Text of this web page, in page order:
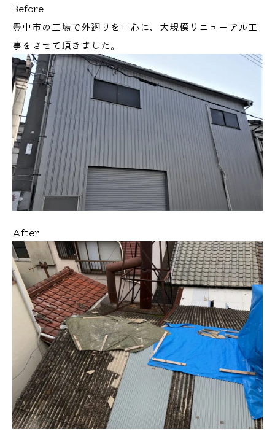
Before
豊中市の工場で外廻りを中心に、大規模リニューアル工
事をさせて頂きました。
After